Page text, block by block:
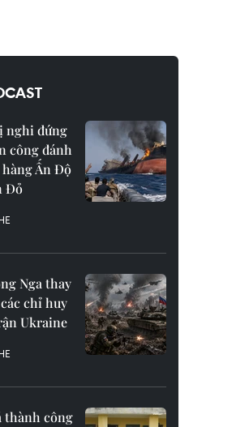
nghi đứng
công đánh
Ấn Độ
Đỏ
Nga thay
chỉ huy
Ukraine
thành công